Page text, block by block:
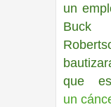
un
que
un